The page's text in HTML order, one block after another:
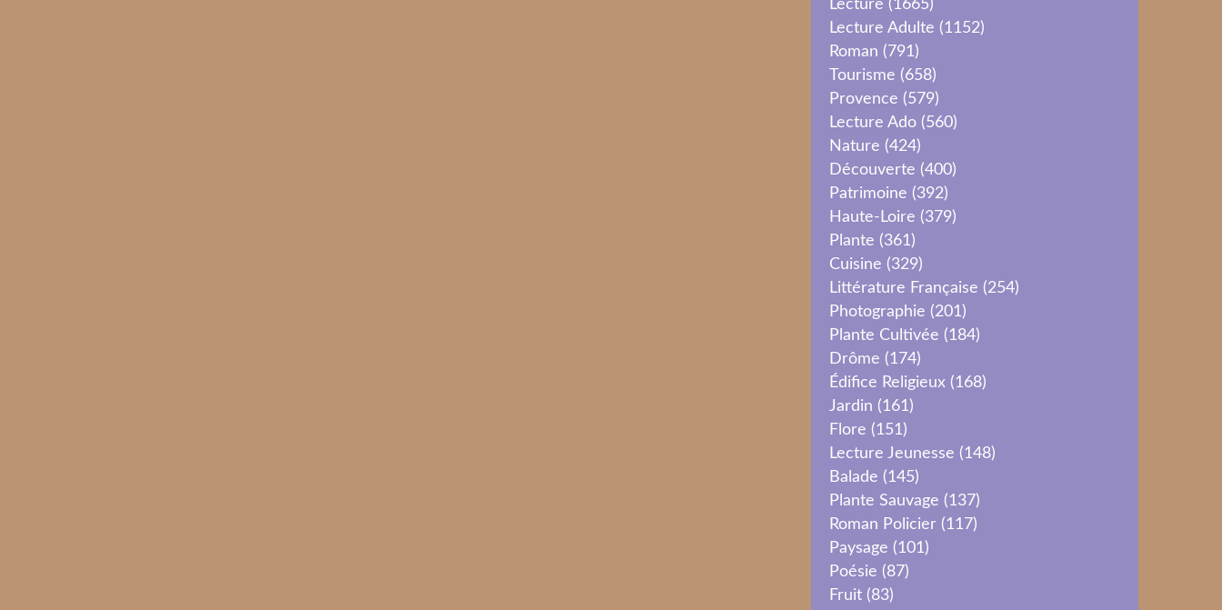
Lecture (1665)
Lecture Adulte (1152)
Roman (791)
Tourisme (658)
Provence (579)
Lecture Ado (560)
Nature (424)
Découverte (400)
Patrimoine (392)
Haute-Loire (379)
Plante (361)
Cuisine (329)
Littérature Française (254)
Photographie (201)
Plante Cultivée (184)
Drôme (174)
Édifice Religieux (168)
Jardin (161)
Flore (151)
Lecture Jeunesse (148)
Balade (145)
Plante Sauvage (137)
Roman Policier (117)
Paysage (101)
Poésie (87)
Fruit (83)